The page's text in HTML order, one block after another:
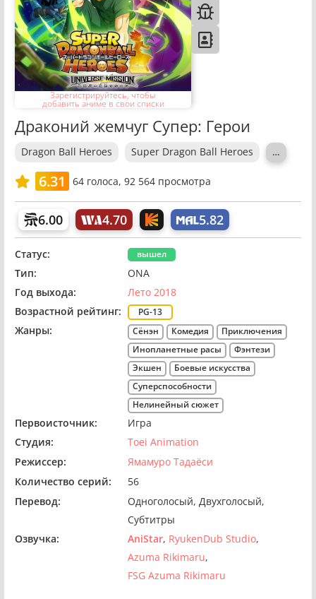
Зарегистрируйтесь, чтобы
добавить аниме в свои списки
Драконий жемчуг Супер: Герои
Dragon Ball Heroes Super Dragon Ball Heroes …
6.31 64голоса, 92 564 просмотра
6.00 4.70 5.82
Статус: вышел
Тип:
ONA
Год выхода:
Лето 2018
Возрастной рейтинг:
PG-13
Жанры: Сёнэн Комедия
Приключения
Инопланетные расы
Фэнтези
Экшен
Боевые искусства
Суперспособности
Нелинейный сюжет
Первоисточник:
Игра
Студия:
Toei Animation
Режиссер:
Ямамуро Тадаёси
Количество серий:
56
Перевод:
Одноголосый Двухголосый
Субтитры
Озвучка:
AniStar RyukenDub Studio
Azuma Rikimaru
FSG Azuma Rikimaru